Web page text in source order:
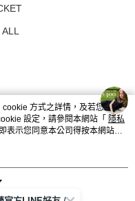
方式之詳情，及若您不希
設定，請參閱本網站「 隱私
表示您同意本公司得按本網站使